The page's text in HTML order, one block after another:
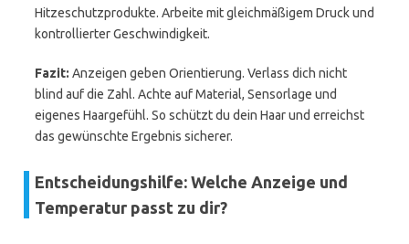
Hitzeschutzprodukte. Arbeite mit gleichmäßigem Druck und
kontrollierter Geschwindigkeit.
Fazit: Anzeigen geben Orientierung. Verlass dich nicht
blind auf die Zahl. Achte auf Material, Sensorlage und
eigenes Haargefühl. So schützt du dein Haar und erreichst
das gewünschte Ergebnis sicherer.
Entscheidungshilfe: Welche Anzeige und
Temperatur passt zu dir?